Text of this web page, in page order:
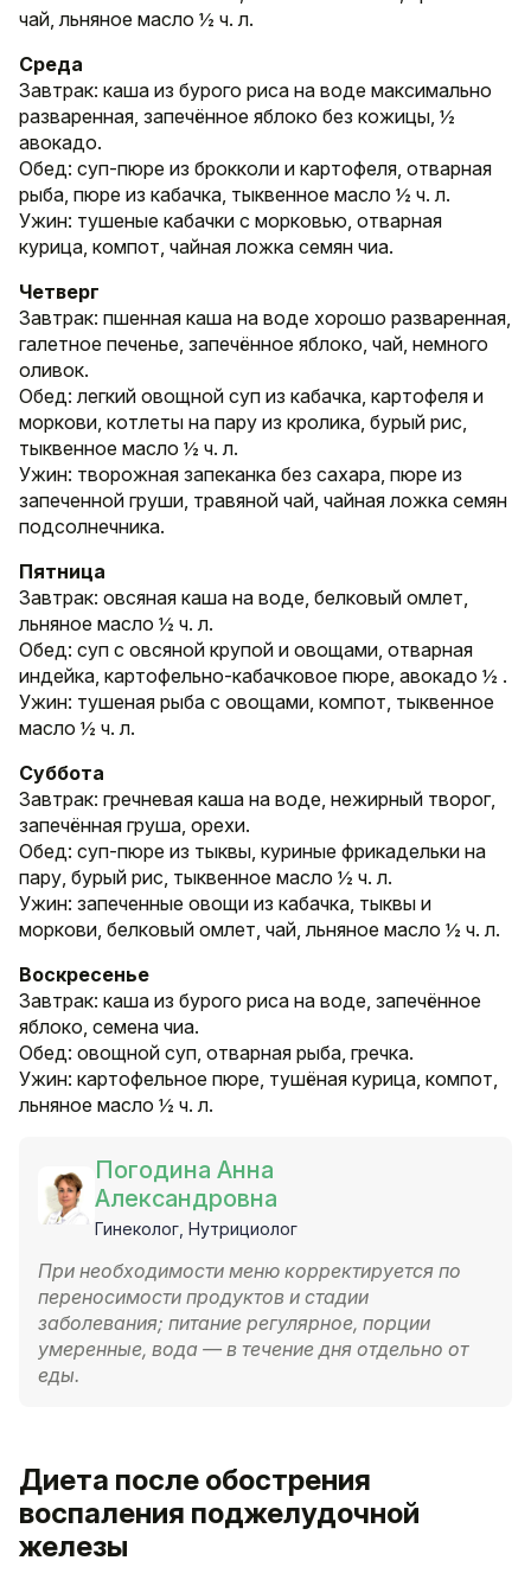
чай, льняное масло ½ ч. л.
Среда
Завтрак: каша из бурого риса на воде максимально
разваренная, запечённое яблоко без кожицы, ½
авокадо.
Обед: суп-пюре из брокколи и картофеля, отварная
рыба, пюре из кабачка, тыквенное масло ½ ч. л.
Ужин: тушеные кабачки с морковью, отварная
курица, компот, чайная ложка семян чиа.
Четверг
Завтрак: пшенная каша на воде хорошо разваренная,
галетное печенье, запечённое яблоко, чай, немного
оливок.
Обед: легкий овощной суп из кабачка, картофеля и
моркови, котлеты на пару из кролика, бурый рис,
тыквенное масло ½ ч. л.
Ужин: творожная запеканка без сахара, пюре из
запеченной груши, травяной чай, чайная ложка семян
подсолнечника.
Пятница
Завтрак: овсяная каша на воде, белковый омлет,
льняное масло ½ ч. л.
Обед: суп с овсяной крупой и овощами, отварная
индейка, картофельно-кабачковое пюре, авокадо ½ .
Ужин: тушеная рыба с овощами, компот, тыквенное
масло ½ ч. л.
Суббота
Завтрак: гречневая каша на воде, нежирный творог,
запечённая груша, орехи.
Обед: суп-пюре из тыквы, куриные фрикадельки на
пару, бурый рис, тыквенное масло ½ ч. л.
Ужин: запеченные овощи из кабачка, тыквы и
моркови, белковый омлет, чай, льняное масло ½ ч. л.
Воскресенье
Завтрак: каша из бурого риса на воде, запечённое
яблоко, семена чиа.
Обед: овощной суп, отварная рыба, гречка.
Ужин: картофельное пюре, тушёная курица, компот,
льняное масло ½ ч. л.
Погодина Анна
Александровна
Гинеколог, Нутрициолог
При необходимости меню корректируется по
переносимости продуктов и стадии
заболевания; питание регулярное, порции
умеренные, вода — в течение дня отдельно от
еды.
Диета после обострения
воспаления поджелудочной
железы